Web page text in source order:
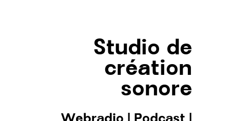
Studio de
création
sonore